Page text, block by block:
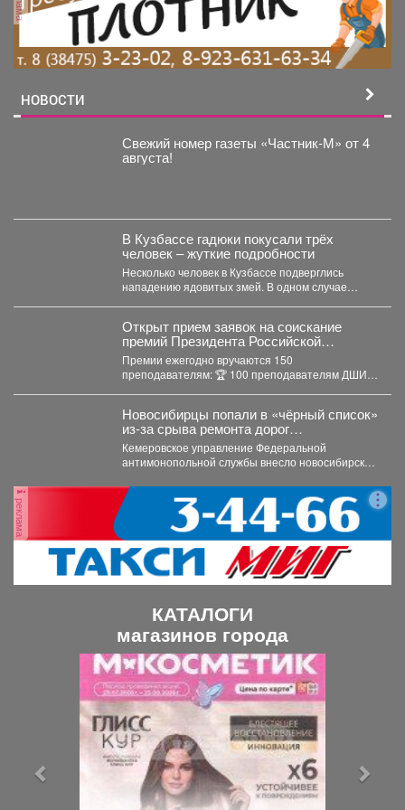
НОВОСТИ
Свежий номер газеты «Частник‑М» от 4
августа!
В Кузбассе гадюки покусали трёх
человек – жуткие подробности
Несколько человек в Кузбассе подверглись
нападению ядовитых змей. В одном случае
Открыт прием заявок на соискание
премий Президента Российской
Федерации для преподавателей в
области музыкального искусства в 2026
году.
Премии ежегодно вручаются 150
преподавателям: 🏆 100 преподавателям ДШИ
Новосибирцы попали в «чёрный список»
из‑за срыва ремонта дорог
Прокопьевска
Кемеровское управление Федеральной
антимонопольной службы внесло новосибирскую
недобросовестных поставщиков. Речь...
реклама
КАТАЛОГИ
магазинов города